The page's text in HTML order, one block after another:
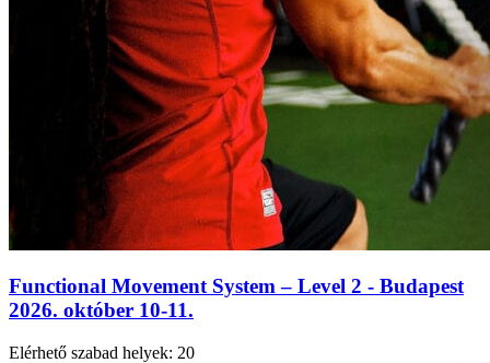
Functional Movement System – Level 2 - Budapest
2026. október 10-11.
Elérhető szabad helyek: 20